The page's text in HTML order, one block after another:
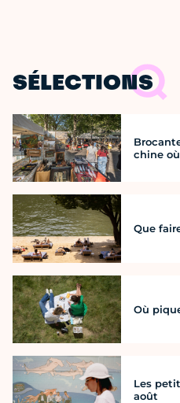
SÉLECTIONS
chine
Que
Où
Les
août